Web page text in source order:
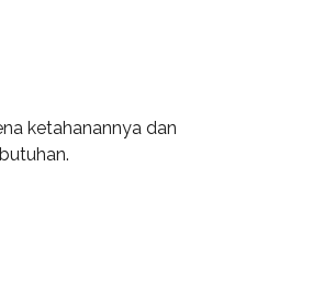
ketahanannya dan